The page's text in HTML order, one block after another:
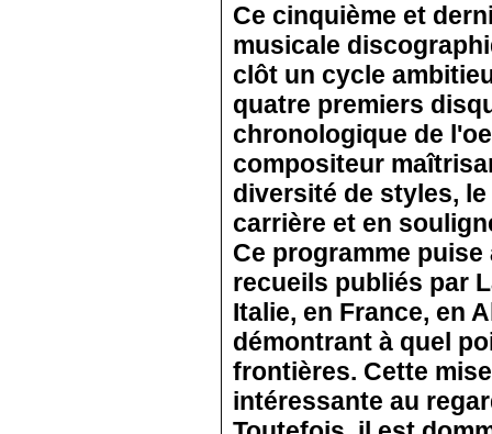
Ce cinquième et
musicale
clôt un cycle
quatre premiers
chronologique de
compositeur
diversité de styles,
carrière et en
Ce programme
recueils publiés par
Italie, en France, en
démontrant à quel
frontières. Cette
intéressante au